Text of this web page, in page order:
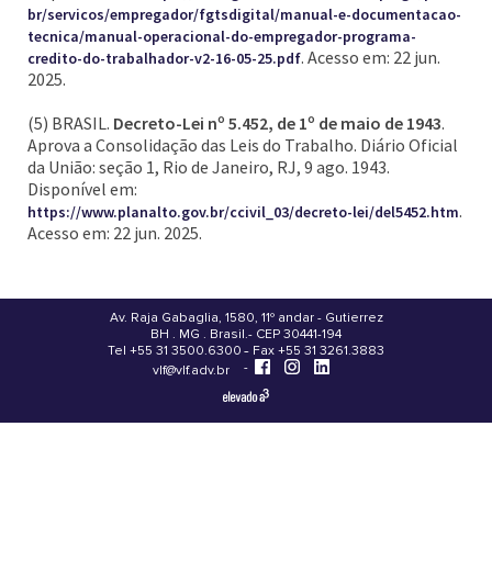
br/servicos/empregador/fgtsdigital/manual-e-documentacao-
tecnica/manual-operacional-do-empregador-programa-
credito-do-trabalhador-v2-16-05-25.pdf. Acesso em: 22 jun.
2025.
(5) BRASIL. Decreto-Lei nº 5.452, de 1º de maio de 1943.
Aprova a Consolidação das Leis do Trabalho. Diário Oficial
da União: seção 1, Rio de Janeiro, RJ, 9 ago. 1943.
Disponível em:
https://www.planalto.gov.br/ccivil_03/decreto-lei/del5452.htm.
Acesso em: 22 jun. 2025.
Av. Raja Gabaglia, 1580, 11º andar - Gutierrez
.
BH . MG . Brasil - CEP 30441-194
-
Tel +55 31 3500.6300 - Fax +55 31 3261.3883
-
vlf@vlf.adv.br